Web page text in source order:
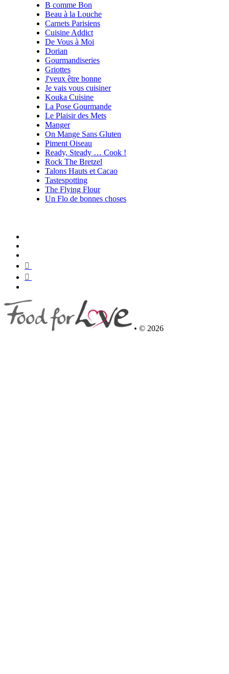
B comme Bon
Beau à la Louche
Carnets Parisiens
Cuisine Addict
De Vous à Moi
Dorian
Gourmandiseries
Griottes
J'veux être bonne
Je vais vous cuisiner
Kouka Cuisine
La Pose Gourmande
Le Plaisir des Mets
Manger
On Mange Sans Gluten
Piment Oiseau
Ready, Steady … Cook !
Rock The Bretzel
Talons Hauts et Cacao
Tastespotting
The Flying Flour
Un Flo de bonnes choses
• © 2026